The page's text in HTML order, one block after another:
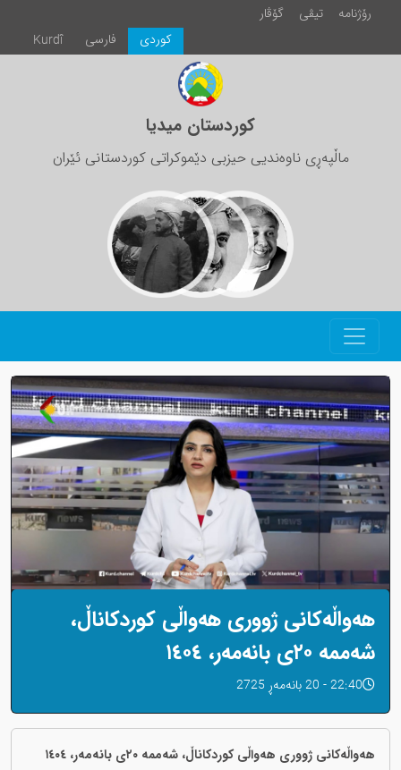
رۆژنامە تیڤی
گۆڤار
Kurdî
فارسی كوردی
کوردستان میدیا
ماڵپەڕی ناوەندیی حیزبی دێموکراتی کوردستانی ئێران
هەواڵەکانی ژووری هەواڵی کوردکاناڵ،
شەممە ٢٠ی بانەمەر، ١٤٠٤
22:40 - 20 بانەمەڕ 2725
هەواڵەکانی ژووری هەواڵی کوردکاناڵ، شەممە ٢٠ی بانەمەر، ١٤٠٤